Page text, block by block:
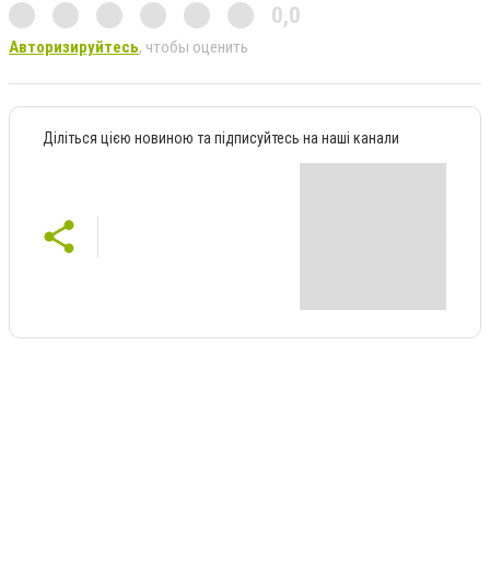
0,0
Авторизируйтесь, чтобы оценить
Діліться цією новиною та підписуйтесь на наші канали